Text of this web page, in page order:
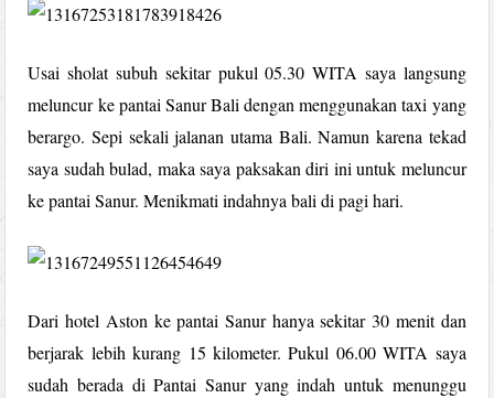
Usai sholat subuh sekitar pukul 05.30 WITA saya langsung
meluncur ke pantai Sanur Bali dengan menggunakan taxi yang
berargo. Sepi sekali jalanan utama Bali. Namun karena tekad
saya sudah bulad, maka saya paksakan diri ini untuk meluncur
ke pantai Sanur. Menikmati indahnya bali di pagi hari.
Dari hotel Aston ke pantai Sanur hanya sekitar 30 menit dan
berjarak lebih kurang 15 kilometer. Pukul 06.00 WITA saya
sudah berada di Pantai Sanur yang indah untuk menunggu